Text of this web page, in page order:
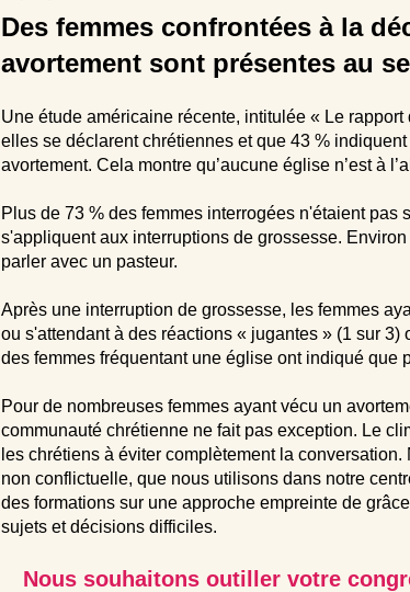
Des femmes confrontées à la
avortement sont présentes au
Une étude américaine récente, intitulée « Le
elles se déclarent chrétiennes et que 43 %
avortement. Cela montre qu’aucune église n’est à
Plus de 73 % des femmes interrogées n'étaient
s'appliquent aux interruptions de grossesse.
parler avec un pasteur.
Après une interruption de grossesse, les femmes
ou s'attendant à des réactions « jugantes » (1 sur
des femmes fréquentant une église ont indiqué que
Pour de nombreuses femmes ayant vécu un
communauté chrétienne ne fait pas exception. Le
les chrétiens à éviter complètement la
non conflictuelle, que nous utilisons dans notre
des formations sur une approche empreinte de
sujets et décisions difficiles.
Nous souhaitons outiller votre